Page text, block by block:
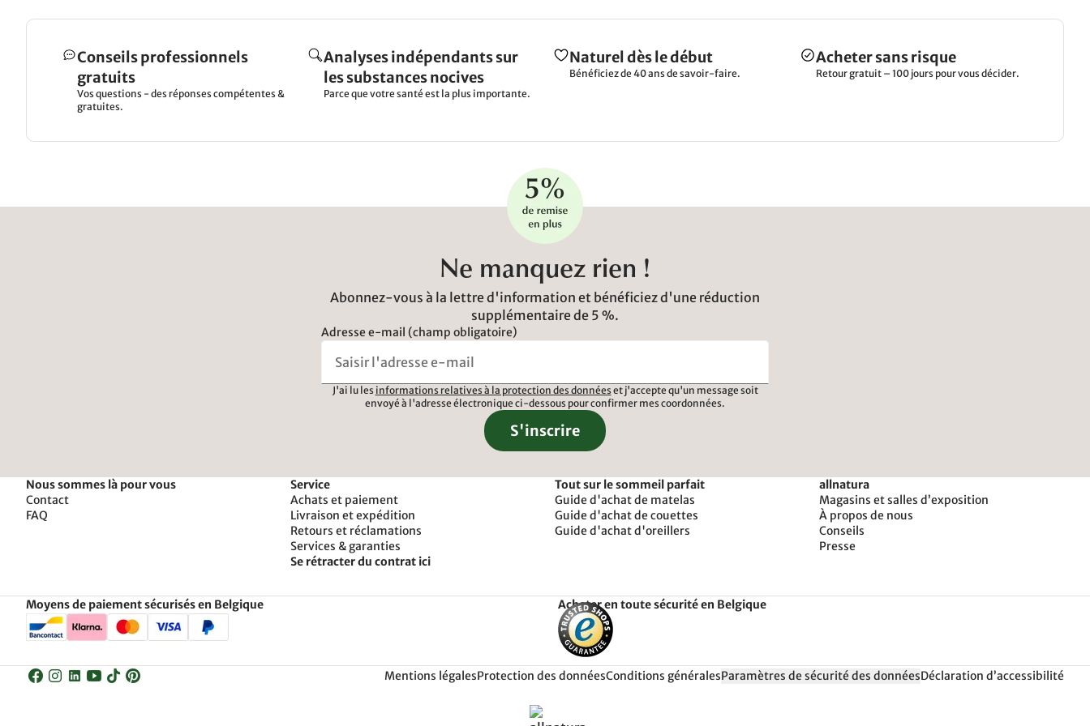
Conseils professionnels
gratuits
Vos questions - des réponses compétentes &
gratuites.
Analyses indépendants sur
les substances nocives
Parce que votre santé est la plus importante.
Naturel dès le début
Bénéficiez de 40 ans de savoir-faire.
Acheter sans risque
Retour gratuit – 100 jours pour vous décider.
Ne manquez rien !
Abonnez-vous à la lettre d'information et bénéficiez d'une réduction
supplémentaire de 5 %.
Adresse e-mail (champ obligatoire)
J'ai lu les informations relatives à la protection des données et j'accepte qu'un message soit
envoyé à l'adresse électronique ci-dessous pour confirmer mes coordonnées.
S'inscrire
Nous sommes là pour vous
Contact
FAQ
Service
Achats et paiement
Livraison et expédition
Retours et réclamations
Services & garanties
Se rétracter du contrat ici
Tout sur le sommeil parfait
Guide d'achat de matelas
Guide d'achat de couettes
Guide d'achat d'oreillers
allnatura
Magasins et salles d’exposition
À propos de nous
Conseils
Presse
Moyens de paiement sécurisés en Belgique Acheter en toute sécurité en Belgique
Mentions légalesProtection des donnéesConditions généralesParamètres de sécurité des donnéesDéclaration d’accessibilité